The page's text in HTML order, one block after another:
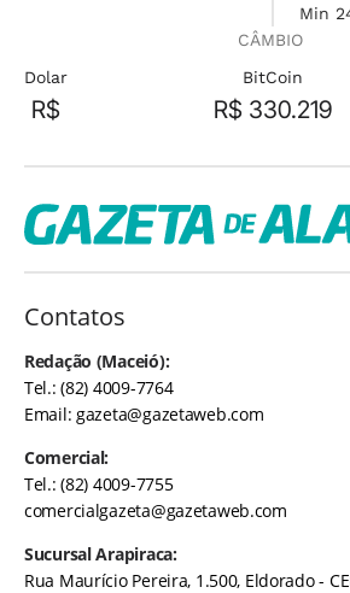
Min
CÂMBIO
Dolar
R$
BitCoin
R$ 330.219
Contatos
Redação (Maceió):
Tel.: (82) 4009-7764
Email:gazeta@gazetaweb.com
Comercial:
Tel.: (82) 4009-7755
comercialgazeta@gazetaweb.com
Sucursal Arapiraca:
Rua Maurício Pereira, 1.500, Eldorado -